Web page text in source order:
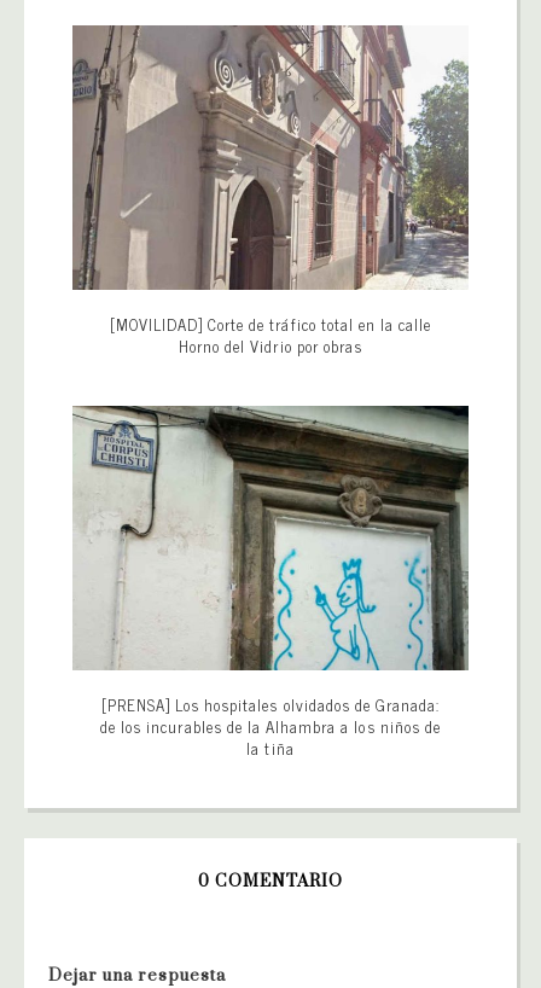
[MOVILIDAD] Corte de tráfico total en la calle
Horno del Vidrio por obras
[PRENSA] Los hospitales olvidados de Granada:
de los incurables de la Alhambra a los niños de
la tiña
0 COMENTARIO
Dejar una respuesta